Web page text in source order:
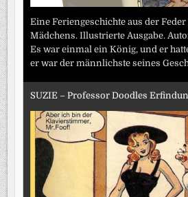
Eine Feriengeschichte aus der
Mädchens. Illustrierte Ausgabe.
Es war einmal ein König, und er
er war der männlichste seines
SUZIE – Professor Doodles